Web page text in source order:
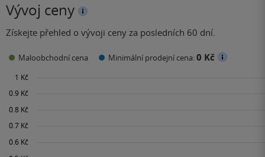
Vývoj ceny
Získejte přehled o vývoji ceny za posledních 60 dní.
Maloobchodní cena Minimální prodejní cena:0 Kč